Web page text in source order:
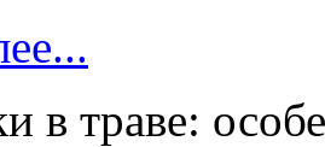
в траве: